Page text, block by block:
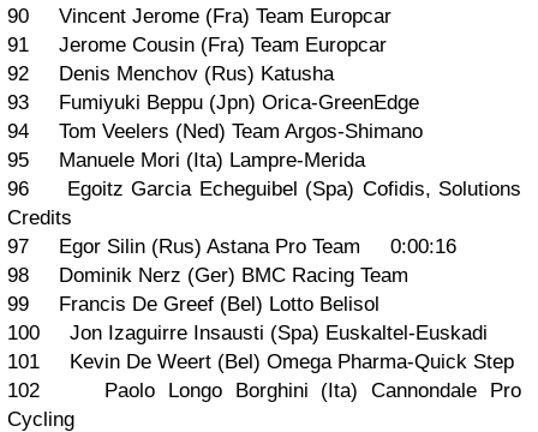
90 Vincent Jerome (Fra) Team Europcar
91 Jerome Cousin (Fra) Team Europcar
92 Denis Menchov (Rus) Katusha
93 Fumiyuki Beppu (Jpn) Orica-GreenEdge
94 Tom Veelers (Ned) Team Argos-Shimano
95 Manuele Mori (Ita) Lampre-Merida
96 Egoitz Garcia Echeguibel (Spa) Cofidis, Solutions
Credits
97 Egor Silin (Rus) Astana Pro Team 0:00:16
98 Dominik Nerz (Ger) BMC Racing Team
99 Francis De Greef (Bel) Lotto Belisol
100 Jon Izaguirre Insausti (Spa) Euskaltel-Euskadi
101 Kevin De Weert (Bel) Omega Pharma-Quick Step
102 Paolo Longo Borghini (Ita) Cannondale Pro
Cycling